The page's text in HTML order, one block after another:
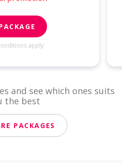
apply
and see which ones suits
the best
PACKAGES